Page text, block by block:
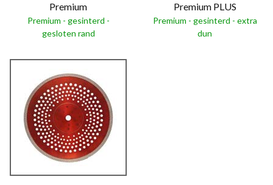
Premium
Premium - gesinterd -
gesloten rand
Premium PLUS
Premium - gesinterd - extra
dun